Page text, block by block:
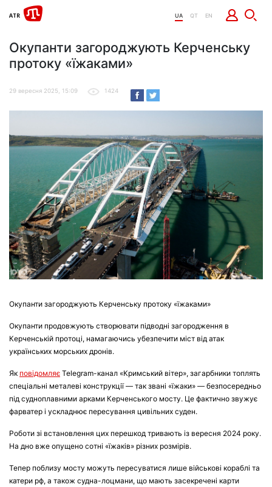
UA QT EN
Окупанти загороджують Керченську
протоку «їжаками»
29 вересня 2025, 15:09 1424
Окупанти загороджують Керченську протоку «їжаками»
Окупанти продовжують створювати підводні загородження в
Керченській протоці, намагаючись убезпечити міст від атак
українських морських дронів.
Як повідомляє Telegram-канал «Кримський вітер», загарбники топлять
спеціальні металеві конструкції — так звані «їжаки» — безпосередньо
під судноплавними арками Керченського мосту. Це фактично звужує
фарватер і ускладнює пересування цивільних суден.
Роботи зі встановлення цих перешкод тривають із вересня 2024 року.
На дно вже опущено сотні «їжаків» різних розмірів.
Тепер поблизу мосту можуть пересуватися лише військові кораблі та
катери рф, а також судна-лоцмани, що мають засекречені карти